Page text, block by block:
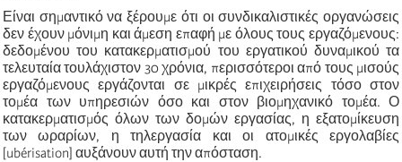
Είναι σημαντικό να ξέρουμε ότι οι συνδικαλιστικές οργανώσεις
δεν έχουν μόνιμη και άμεση επαφή με όλους τους εργαζόμενους:
δεδομένου του κατακερματισμού του εργατικού δυναμικού τα
τελευταία τουλάχιστον 30 χρόνια, περισσότεροι από τους μισούς
εργαζόμενους εργάζονται σε μικρές επιχειρήσεις τόσο στον
τομέα των υπηρεσιών όσο και στον βιομηχανικό τομέα. Ο
κατακερματισμός όλων των δομών εργασίας, η εξατομίκευση
των ωραρίων, η τηλεργασία και οι ατομικές εργολαβίες
[ubérisation] αυξάνουν αυτή την απόσταση.